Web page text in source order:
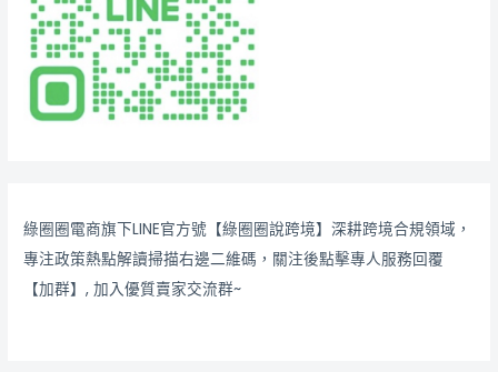
綠圈圈電商旗下LINE官方號【綠圈圈說跨境】深耕跨境合規領域，
專注政策熱點解讀掃描右邊二維碼，關注後點擊專人服務回覆
【加群】, 加入優質賣家交流群~